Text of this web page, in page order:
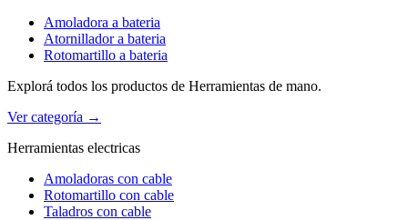
Amoladora a bateria
Atornillador a bateria
Rotomartillo a bateria
Explorá todos los productos de Herramientas de mano.
Ver categoría →
Herramientas electricas
Amoladoras con cable
Rotomartillo con cable
Taladros con cable